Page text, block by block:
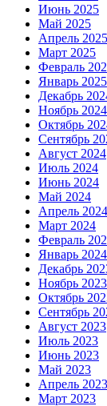
Июнь 2025
Май 2025
Апрель 2025
Март 2025
Февраль
Январь 2025
Декабрь
Ноябрь 2024
Октябрь
Сентябрь
Август 2024
Июль 2024
Июнь 2024
Май 2024
Апрель 2024
Март 2024
Февраль
Январь 2024
Декабрь
Ноябрь 2023
Октябрь
Сентябрь
Август 2023
Июль 2023
Июнь 2023
Май 2023
Апрель 2023
Март 2023